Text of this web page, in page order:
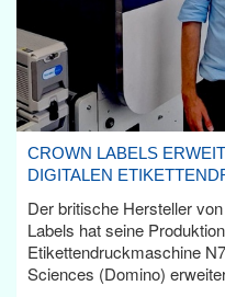
CROWN LABELS
DIGITALEN
Der britische Hersteller
Labels hat seine
Etikettendruckmaschine
Sciences (Domino)